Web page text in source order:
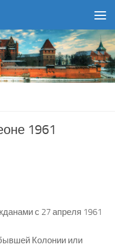
1961
с 27 апреля 1961
Колонии или